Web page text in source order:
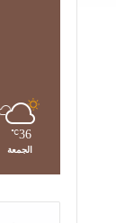
36
℃
الجمعة